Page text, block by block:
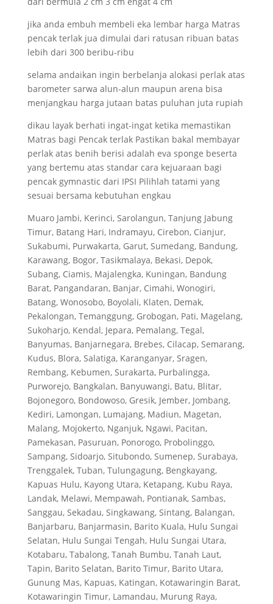
jika anda embuh membeli eka lembar harga Matras
pencak terlak jua dimulai dari ratusan ribuan batas
lebih dari 300 beribu-ribu
selama andaikan ingin berbelanja alokasi perlak atas
barometer sarwa alun-alun maupun arena bisa
menjangkau harga jutaan batas puluhan juta rupiah
dikau layak berhati ingat-ingat ketika memastikan
Matras bagi Pencak terlak Pastikan bakal membayar
perlak atas benih berisi adalah eva sponge beserta
yang bertemu atas standar cara kejuaraan bagi
pencak gymnastic dari IPSI Pilihlah tatami yang
sesuai bersama kebutuhan engkau
Muaro Jambi, Kerinci, Sarolangun, Tanjung Jabung
Timur, Batang Hari, Indramayu, Cirebon, Cianjur,
Sukabumi, Purwakarta, Garut, Sumedang, Bandung,
Karawang, Bogor, Tasikmalaya, Bekasi, Depok,
Subang, Ciamis, Majalengka, Kuningan, Bandung
Barat, Pangandaran, Banjar, Cimahi, Wonogiri,
Batang, Wonosobo, Boyolali, Klaten, Demak,
Pekalongan, Temanggung, Grobogan, Pati, Magelang,
Sukoharjo, Kendal, Jepara, Pemalang, Tegal,
Banyumas, Banjarnegara, Brebes, Cilacap, Semarang,
Kudus, Blora, Salatiga, Karanganyar, Sragen,
Rembang, Kebumen, Surakarta, Purbalingga,
Purworejo, Bangkalan, Banyuwangi, Batu, Blitar,
Bojonegoro, Bondowoso, Gresik, Jember, Jombang,
Kediri, Lamongan, Lumajang, Madiun, Magetan,
Malang, Mojokerto, Nganjuk, Ngawi, Pacitan,
Pamekasan, Pasuruan, Ponorogo, Probolinggo,
Sampang, Sidoarjo, Situbondo, Sumenep, Surabaya,
Trenggalek, Tuban, Tulungagung, Bengkayang,
Kapuas Hulu, Kayong Utara, Ketapang, Kubu Raya,
Landak, Melawi, Mempawah, Pontianak, Sambas,
Sanggau, Sekadau, Singkawang, Sintang, Balangan,
Banjarbaru, Banjarmasin, Barito Kuala, Hulu Sungai
Selatan, Hulu Sungai Tengah, Hulu Sungai Utara,
Kotabaru, Tabalong, Tanah Bumbu, Tanah Laut,
Tapin, Barito Selatan, Barito Timur, Barito Utara,
Gunung Mas, Kapuas, Katingan, Kotawaringin Barat,
Kotawaringin Timur, Lamandau, Murung Raya,